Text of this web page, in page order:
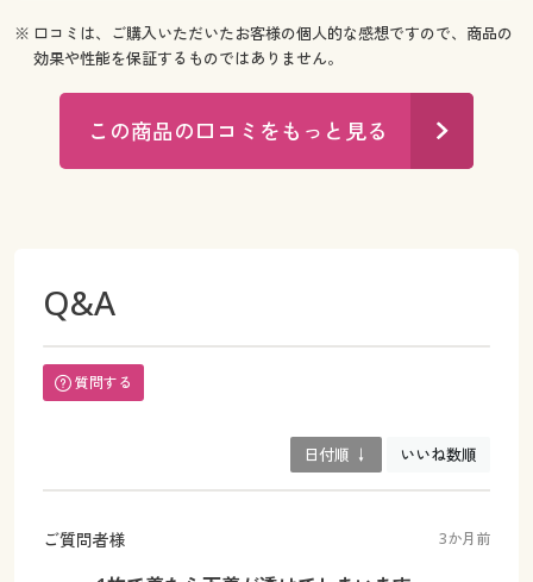
※ 口コミは、ご購入いただいたお客様の個人的な感想ですので、商品の
効果や性能を保証するものではありません。
この商品の口コミをもっと見る
Q&A
質問する
日付順 ↓ いいね数順
ご質問者様 3か月前